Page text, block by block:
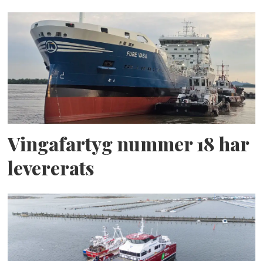
Vingafartyg nummer 18 har
levererats